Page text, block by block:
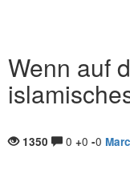
Wenn auf
1350 0 +0 -0